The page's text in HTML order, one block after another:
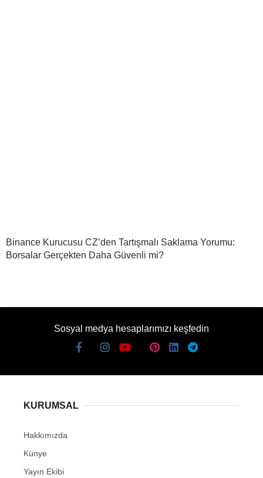
Binance Kurucusu CZ’den Tartışmalı Saklama Yorumu:
Borsalar Gerçekten Daha Güvenli mi?
Sosyal medya hesaplarımızı keşfedin
KURUMSAL
Hakkımızda
Künye
Yayın Ekibi